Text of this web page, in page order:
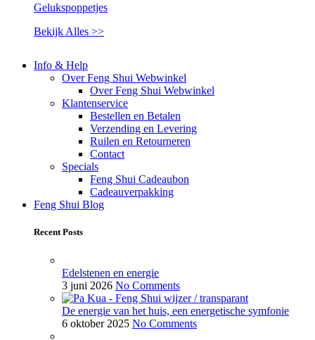
Gelukspoppetjes
Bekijk Alles >>
Info & Help
Over Feng Shui Webwinkel
Over Feng Shui Webwinkel
Klantenservice
Bestellen en Betalen
Verzending en Levering
Ruilen en Retourneren
Contact
Specials
Feng Shui Cadeaubon
Cadeauverpakking
Feng Shui Blog
Recent Posts
Edelstenen en energie
3 juni 2026 No Comments
De energie van het huis, een energetische symfonie
6 oktober 2025 No Comments